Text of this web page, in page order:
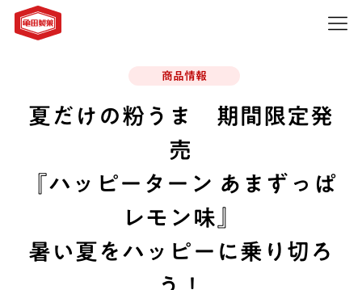
商品情報
夏だけの粉うま 期間限定発
売
『ハッピーターン あまずっぱ
レモン味』
暑い夏をハッピーに乗り切ろ
う！